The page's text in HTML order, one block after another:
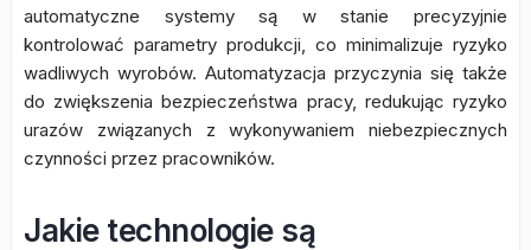
automatyczne systemy są w stanie precyzyjnie
kontrolować parametry produkcji, co minimalizuje ryzyko
wadliwych wyrobów. Automatyzacja przyczynia się także
do zwiększenia bezpieczeństwa pracy, redukując ryzyko
urazów związanych z wykonywaniem niebezpiecznych
czynności przez pracowników.
Jakie technologie są